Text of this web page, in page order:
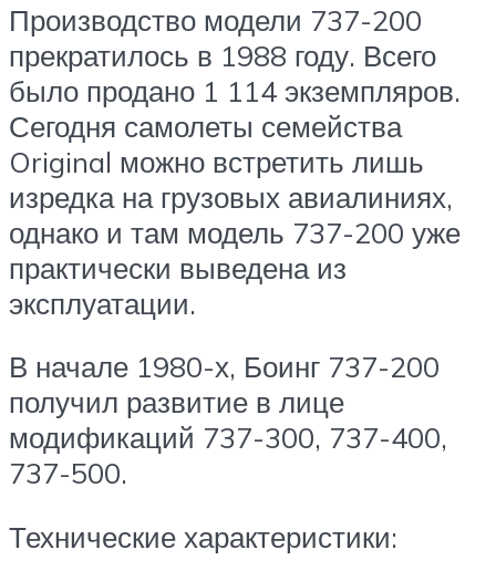
Производство модели 737-200
прекратилось в 1988 году. Всего
было продано 1 114 экземпляров.
Сегодня самолеты семейства
Original можно встретить лишь
изредка на грузовых авиалиниях,
однако и там модель 737-200 уже
практически выведена из
эксплуатации.
В начале 1980-х, Боинг 737-200
получил развитие в лице
модификаций 737-300, 737-400,
737-500.
Технические характеристики: